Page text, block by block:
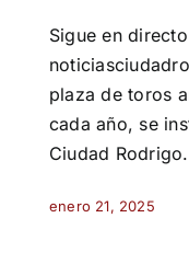
Sigue en
plaza de toros
cada año, se
Ciudad Rodrigo.
enero 21, 2025